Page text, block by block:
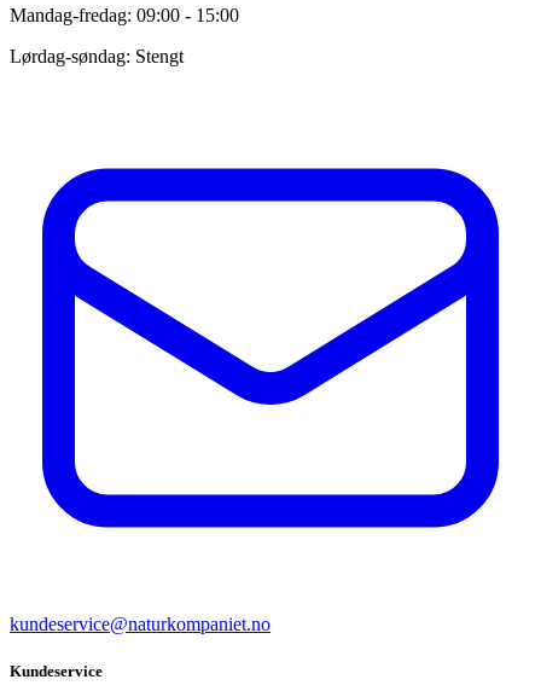
Mandag-fredag: 09:00 - 15:00
Lørdag-søndag: Stengt
kundeservice@naturkompaniet.no
Kundeservice